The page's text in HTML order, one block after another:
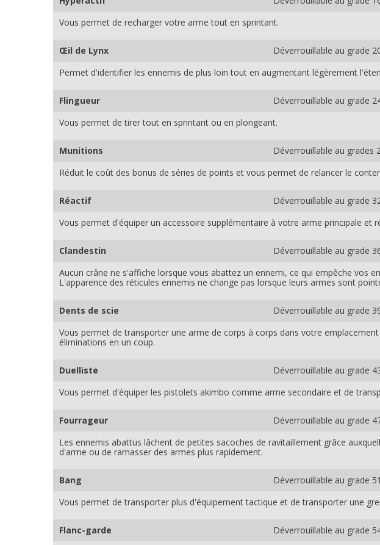
Vous permet de recharger votre arme tout en sprintant.
Œil de Lynx Déverrouillable au grade
Permet d'identifier les ennemis de plus loin tout en augmentant légèrement
Flingueur Déverrouillable au grade
Vous permet de tirer tout en sprintant ou en plongeant.
Munitions Déverrouillable au grades
Réduit le coût des bonus de séries de points et vous permet de relancer le
Réactif Déverrouillable au grade
Vous permet d'équiper un accessoire supplémentaire à votre arme principale et
Clandestin Déverrouillable au grade
Aucun crâne ne s'affiche lorsque vous abattez un ennemi, ce qui empêche vos
L'apparence des réticules ennemis ne change pas lorsque leurs armes sont
Dents de scie Déverrouillable au grade
Vous permet de transporter une arme de corps à corps dans votre
éliminations en un coup.
Duelliste Déverrouillable au grade
Vous permet d'équiper les pistolets akimbo comme arme secondaire et de
Fourrageur Déverrouillable au grade
Les ennemis abattus lâchent de petites sacoches de ravitaillement grâce
d'arme ou de ramasser des armes plus rapidement.
Bang Déverrouillable au grade
Vous permet de transporter plus d'équipement tactique et de transporter une
Flanc-garde Déverrouillable au grade